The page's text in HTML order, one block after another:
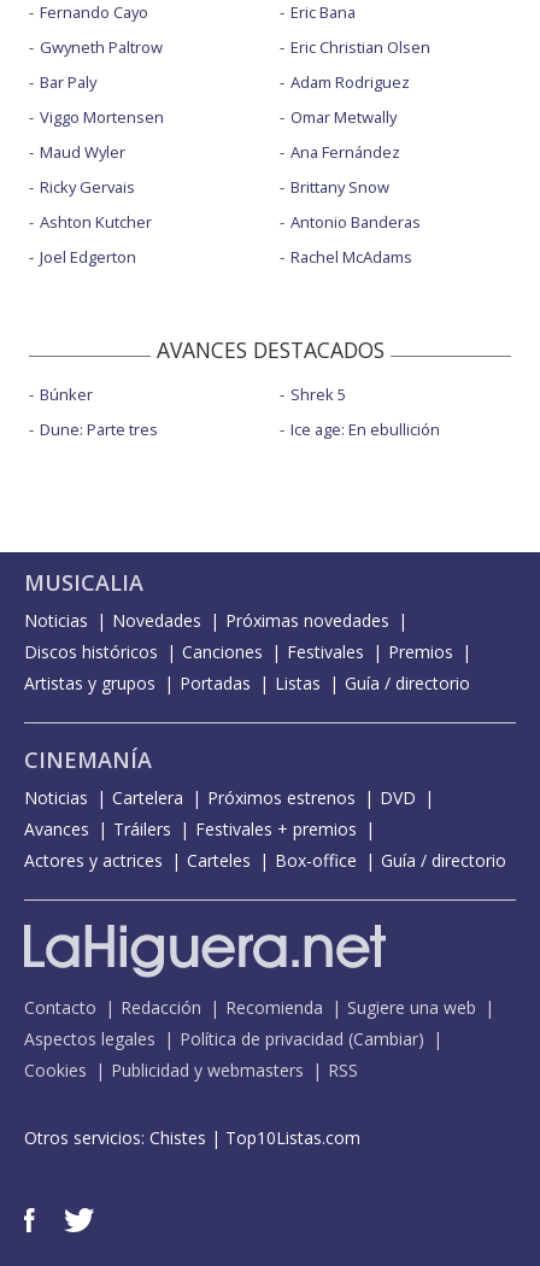
Fernando Cayo
Gwyneth Paltrow
Bar Paly
Viggo Mortensen
Maud Wyler
Ricky Gervais
Ashton Kutcher
Joel Edgerton
Eric Bana
Eric Christian Olsen
Adam Rodriguez
Omar Metwally
Ana Fernández
Brittany Snow
Antonio Banderas
Rachel McAdams
AVANCES DESTACADOS
Búnker
Dune: Parte tres
Shrek 5
Ice age: En ebullición
MUSICALIA
Noticias Novedades
Próximas novedades
Discos históricos
Canciones Festivales
Premios
Artistas y grupos
Portadas Listas Guía / directorio
CINEMANÍA
Noticias Cartelera Próximos estrenos
DVD
Avances
Tráilers
Festivales + premios
Actores y actrices
Carteles Box-office Guía / directorio
Contacto Redacción Recomienda
Sugiere una web
Aspectos legales
Política de privacidad (Cambiar)
Cookies
Publicidad y webmasters RSS
Otros servicios: Chistes | Top10Listas.com